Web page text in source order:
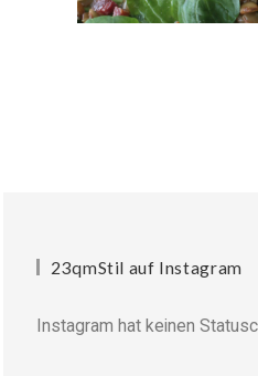
23qmStil auf Instagram
Instagram hat keinen